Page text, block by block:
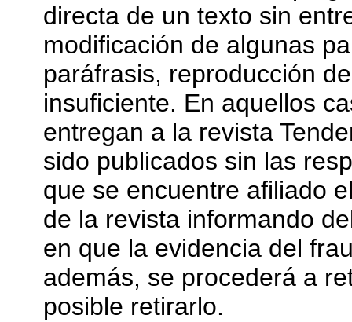
directa de un texto sin
modificación de algunas
paráfrasis, reproducción
insuficiente. En aquellos
entregan a la revista
sido publicados sin las
que se encuentre afiliado
de la revista informando
en que la evidencia del
además, se procederá a
posible retirarlo.